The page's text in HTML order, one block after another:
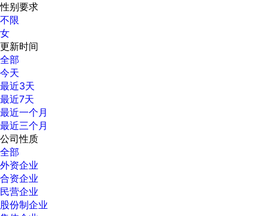
性别要求
不限
女
更新时间
全部
今天
最近3天
最近7天
最近一个月
最近三个月
公司性质
全部
外资企业
合资企业
民营企业
股份制企业